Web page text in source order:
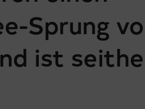
Sprung
ist